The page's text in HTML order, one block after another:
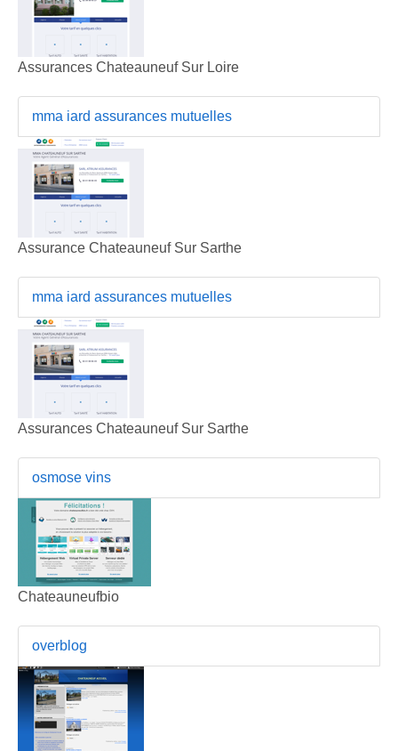
Assurances Chateauneuf Sur Loire
mma iard assurances mutuelles
Assurance Chateauneuf Sur Sarthe
mma iard assurances mutuelles
Assurances Chateauneuf Sur Sarthe
osmose vins
Chateauneufbio
overblog